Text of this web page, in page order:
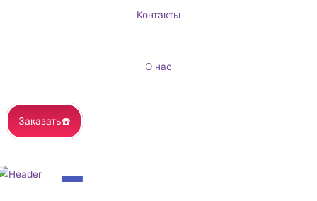
Контакты
О нас
Заказать☎️